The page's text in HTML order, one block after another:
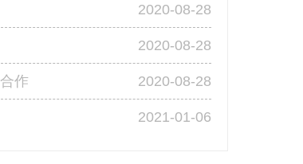
2020-08-28
2020-08-28
作 2020-08-28
2021-01-06